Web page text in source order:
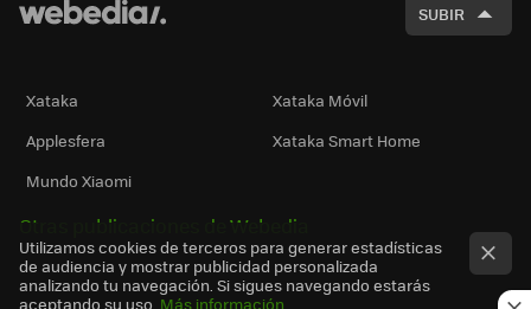
SUBIR
Xataka
Xataka Móvil
Applesfera
Xataka Smart Home
Mundo Xiaomi
Otras publicaciones de Webedia
Utilizamos cookies de terceros para generar estadísticas
de audiencia y mostrar publicidad personalizada
analizando tu navegación. Si sigues navegando estarás
aceptando su uso. Más información